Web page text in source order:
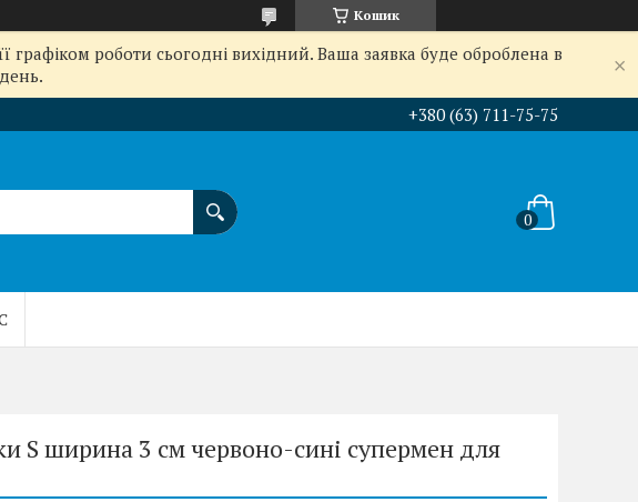
Кошик
роботи сьогодні вихідний. Ваша заявка буде оброблена в
+380 (63) 711-75-75
S ширина 3 см червоно-сині супермен для